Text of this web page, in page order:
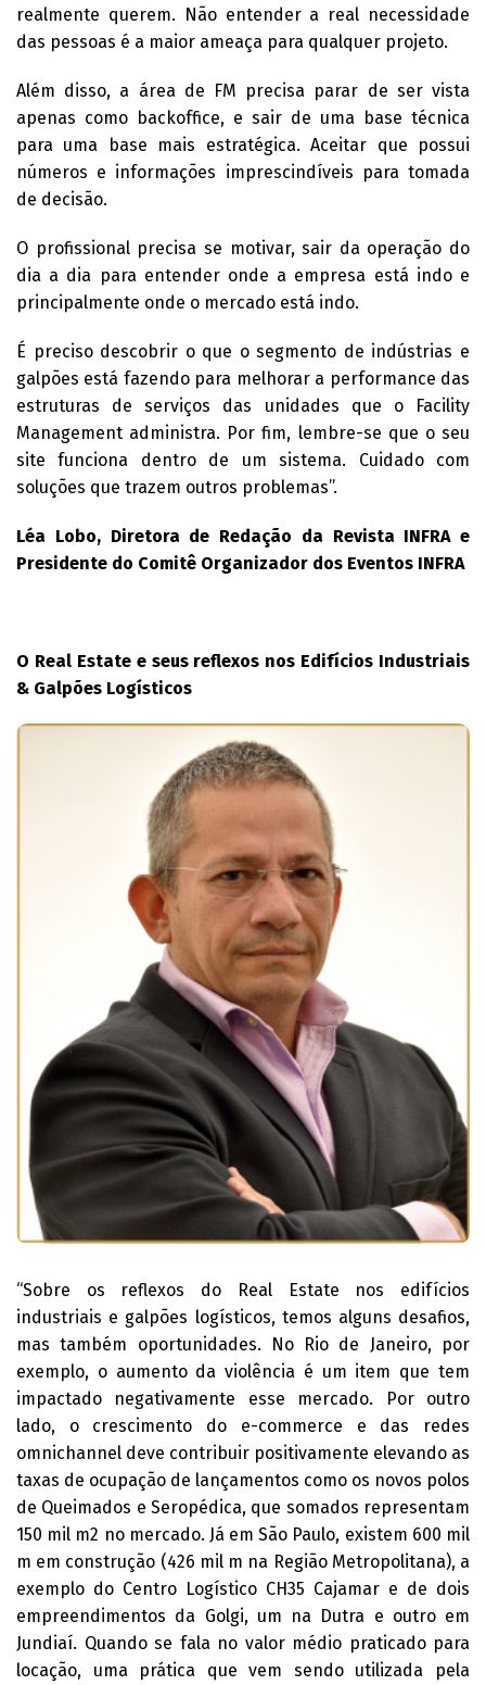
realmente querem. Não entender a real necessidade
das pessoas é a maior ameaça para qualquer projeto.
Além disso, a área de FM precisa parar de ser vista
apenas como backoffice, e sair de uma base técnica
para uma base mais estratégica. Aceitar que possui
números e informações imprescindíveis para tomada
de decisão.
O profissional precisa se motivar, sair da operação do
dia a dia para entender onde a empresa está indo e
principalmente onde o mercado está indo.
É preciso descobrir o que o segmento de indústrias e
galpões está fazendo para melhorar a performance das
estruturas de serviços das unidades que o Facility
Management administra. Por fim, lembre-se que o seu
site funciona dentro de um sistema. Cuidado com
soluções que trazem outros problemas”.
Léa Lobo, Diretora de Redação da Revista INFRA e
Presidente do Comitê Organizador dos Eventos INFRA
O Real Estate e seus reflexos nos Edifícios Industriais
& Galpões Logísticos
“Sobre os reflexos do Real Estate nos edifícios
industriais e galpões logísticos, temos alguns desafios,
mas também oportunidades. No Rio de Janeiro, por
exemplo, o aumento da violência é um item que tem
impactado negativamente esse mercado. Por outro
lado, o crescimento do e-commerce e das redes
omnichannel deve contribuir positivamente elevando as
taxas de ocupação de lançamentos como os novos polos
de Queimados e Seropédica, que somados representam
150 mil m2 no mercado. Já em São Paulo, existem 600 mil
m em construção (426 mil m na Região Metropolitana), a
exemplo do Centro Logístico CH35 Cajamar e de dois
empreendimentos da Golgi, um na Dutra e outro em
Jundiaí. Quando se fala no valor médio praticado para
locação, uma prática que vem sendo utilizada pela